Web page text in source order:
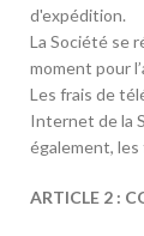
d'expédition.
La Société se
moment pour
Les frais de
Internet de la
également, les
ARTICLE 2 :